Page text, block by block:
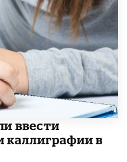
ввести
каллиграфии в